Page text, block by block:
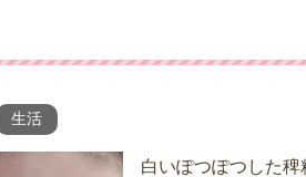
生活
白いぽつぽつした